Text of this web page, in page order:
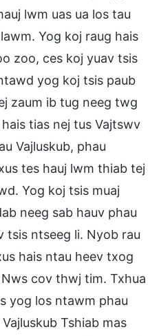
lwm uas ua los tau
Yog koj raug hais
zoo, ces koj yuav tsis
yog koj tsis paub
zaum ib tug neeg twg
tias nej tus Vajtswv
Vajluskub, phau
tes hauj lwm thiab tej
Yog koj tsis muaj
neeg sab hauv phau
tsis ntseeg li. Nyob rau
hais ntau heev txog
cov thwj tim. Txhua
yog los ntawm phau
Tshiab mas